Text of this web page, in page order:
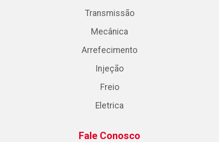
Transmissão
Mecânica
Arrefecimento
Injeção
Freio
Eletrica
Fale Conosco